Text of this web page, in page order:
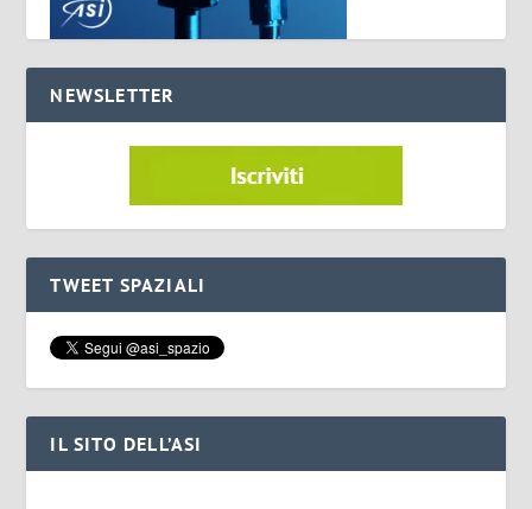
NEWSLETTER
TWEET SPAZIALI
IL SITO DELL’ASI